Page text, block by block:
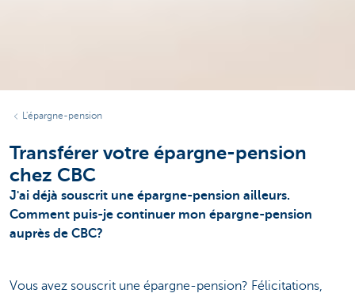
L'épargne-pension
Transférer votre épargne-pension
chez CBC
J'ai déjà souscrit une épargne-pension ailleurs.
Comment puis-je continuer mon épargne-pension
auprès de CBC?
Vous avez souscrit une épargne-pension? Félicitations,